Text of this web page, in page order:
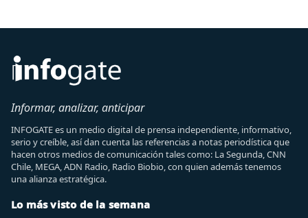
Informar, analizar, anticipar
INFOGATE es un medio digital de prensa independiente, informativo,
serio y creíble, así dan cuenta las referencias a notas periodística que
hacen otros medios de comunicación tales como: La Segunda, CNN
Chile, MEGA, ADN Radio, Radio Biobio, con quien además tenemos
una alianza estratégica.
Lo más visto de la semana